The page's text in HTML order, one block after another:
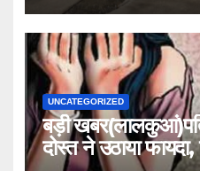
UNCATEGORIZED
बड़ी
दोस्त ने उठाया